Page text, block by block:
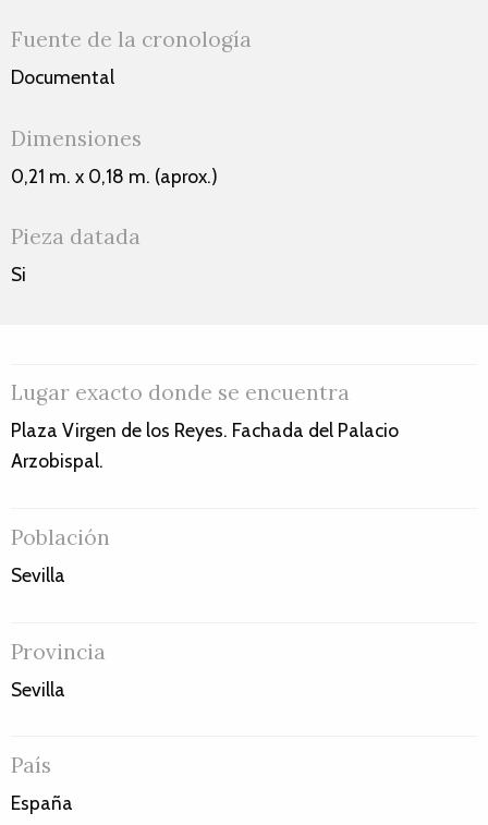
Fuente de la cronología
Documental
Dimensiones
0,21 m. x 0,18 m. (aprox.)
Pieza datada
Si
Lugar exacto donde se encuentra
Plaza Virgen de los Reyes. Fachada del Palacio
Arzobispal.
Población
Sevilla
Provincia
Sevilla
País
España